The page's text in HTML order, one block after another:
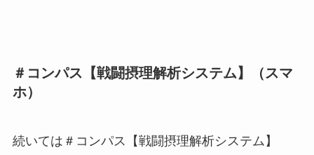
＃コンパス【戦闘摂理解析システム】（スマ
ホ）
続いては＃コンパス【戦闘摂理解析システム】